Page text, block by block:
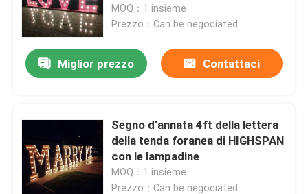
LED segno della lettera
MOQ：1 insieme
Prezzo：Can be negociated
Miglior prezzo Contattaci
Segno d'annata 4ft della lettera
della tenda foranea di HIGHSPAN
con le lampadine
MOQ：1 insieme
Prezzo：Can be negociated